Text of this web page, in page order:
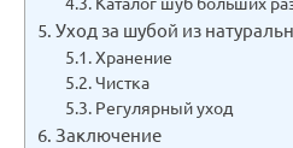
Уход за шубой из
Хранение
Чистка
Регулярный уход
Заключение